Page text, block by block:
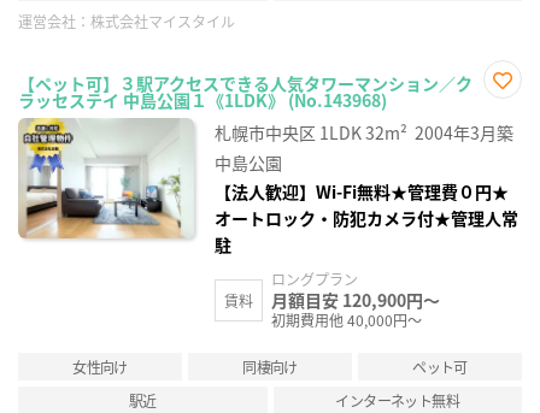
運営会社： 株式会社マイスタイル
【ペット可】３駅アクセスできる人気タワーマンション／ク
ラッセステイ 中島公園１《1LDK》 (No.143968)
に入
り登
札幌市中央区 1LDK32m² 2004年3月築
中島公園
【法人歓迎】Wi-Fi無料★管理費０円★
オートロック・防犯カメラ付★管理人常
駐
賃料
ロングプラン
月額目安 120,900円～
初期費用他 40,000円～
女性向け 同棲向け
ペット可
駅近
インターネット無料